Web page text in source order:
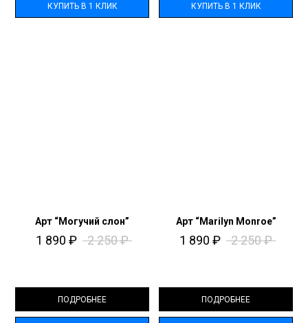
КУПИТЬ В 1 КЛИК КУПИТЬ В 1 КЛИК
Арт “Могучий слон”
1 890 ₽ 2 250₽
ПОДРОБНЕЕ
Арт “Marilyn Monroe”
1 890 ₽ 2 250₽
ПОДРОБНЕЕ